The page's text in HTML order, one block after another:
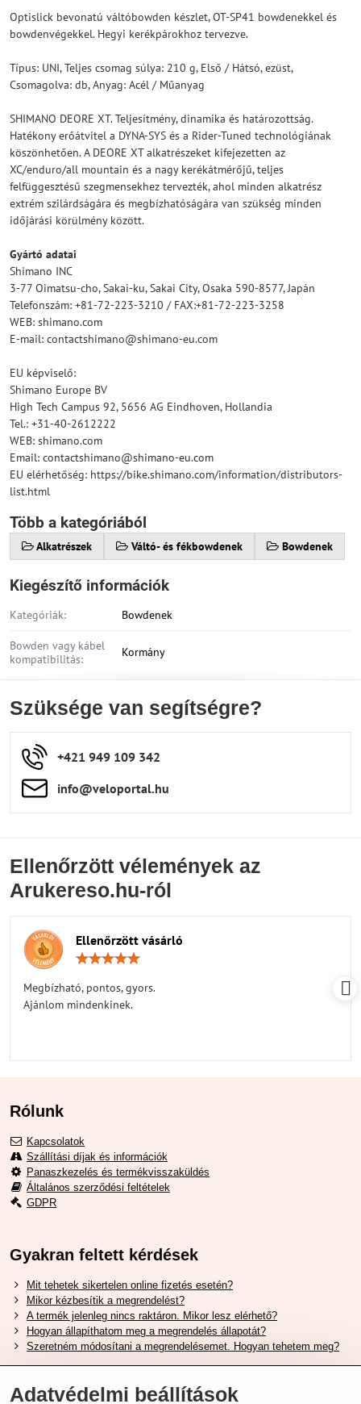
Optislick bevonatú váltóbowden készlet, OT-SP41 bowdenekkel és
bowdenvégekkel. Hegyi kerékpárokhoz tervezve.
Típus: UNI, Teljes csomag súlya: 210 g, Első / Hátsó, ezüst,
Csomagolva: db, Anyag: Acél / Műanyag
SHIMANO DEORE XT. Teljesítmény, dinamika és határozottság.
Hatékony erőátvitel a DYNA-SYS és a Rider-Tuned technológiának
köszönhetően. A DEORE XT alkatrészeket kifejezetten az
XC/enduro/all mountain és a nagy kerékátmérőjű, teljes
felfüggesztésű szegmensekhez tervezték, ahol minden alkatrész
extrém szilárdságára és megbízhatóságára van szükség minden
időjárási körülmény között.
Gyártó adatai
Shimano INC
3-77 Oimatsu-cho, Sakai-ku, Sakai City, Osaka 590-8577, Japán
Telefonszám: +81-72-223-3210 / FAX:+81-72-223-3258
WEB: shimano.com
E-mail: contactshimano@shimano-eu.com
EU képviselő:
Shimano Europe BV
High Tech Campus 92, 5656 AG Eindhoven, Hollandia
Tel.: +31-40-2612222
WEB: shimano.com
Email: contactshimano@shimano-eu.com
EU elérhetőség: https://bike.shimano.com/information/distributors-
list.html
Több a kategóriából
Alkatrészek Váltó- és fékbowdenek Bowdenek
Kiegészítő információk
Kategóriák: Bowdenek
Bowden vagy kábel
kompatibilitás:
Kormány
Szüksége van segítségre?
+421 949 109 342
info​​@veloportal​.hu
Ellenőrzött vélemények az
Arukereso.hu-ról
Ellenőrzött vásárló
Megbízható, pontos, gyors.
Ajánlom mindenkinek.
Rólunk
Kapcsolatok
Szállítási díjak és információk
Panaszkezelés és termékvisszaküldés
Általános szerződési feltételek
GDPR
Gyakran feltett kérdések
Mit tehetek sikertelen online fizetés esetén?
Mikor kézbesítik a megrendelést?
A termék jelenleg nincs raktáron. Mikor lesz elérhető?
Hogyan állapíthatom meg a megrendelés állapotát?
Szeretném módosítani a megrendelésemet. Hogyan tehetem meg?
Hasznos Linkek
Adatvédelmi beállítások